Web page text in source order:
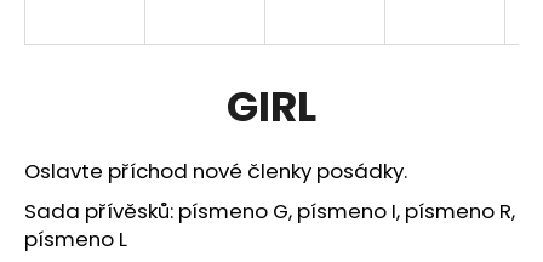
GIRL
Oslavte příchod nové členky posádky.
Sada přívěsků: písmeno G, písmeno I, písmeno R,
písmeno L
?